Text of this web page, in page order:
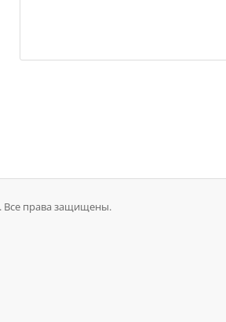
Все права защищены.